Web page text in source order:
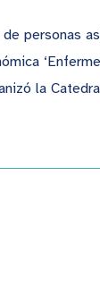
de personas
la